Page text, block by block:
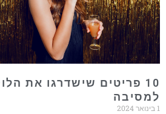
10 פריטים שישדרגו את
למסיבה
1 בינואר 2024